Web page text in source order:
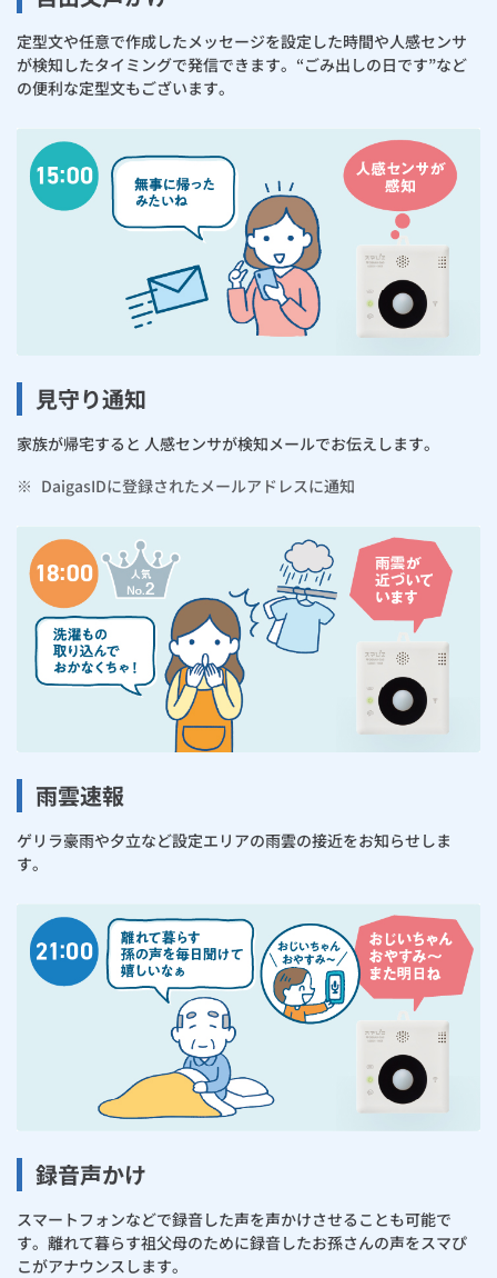
定型文や任意で作成したメッセージを設定した時間や人感センサ
が検知したタイミングで発信できます。“ごみ出しの日です”など
の便利な定型文もございます。
見守り通知
家族が帰宅すると 人感センサが検知メールでお伝えします。
※ DaigasIDに登録されたメールアドレスに通知
雨雲速報
ゲリラ豪雨や夕立など設定エリアの雨雲の接近をお知らせしま
す。
録音声かけ
スマートフォンなどで録音した声を声かけさせることも可能で
す。離れて暮らす祖父母のために録音したお孫さんの声をスマぴ
こがアナウンスします。